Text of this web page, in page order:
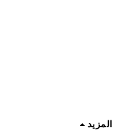
المزيد